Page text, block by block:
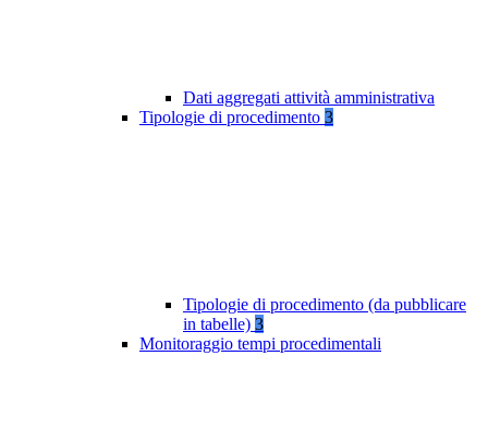
Dati aggregati attività amministrativa
Tipologie di procedimento 3
Tipologie di procedimento (da pubblicare
in tabelle) 3
Monitoraggio tempi procedimentali